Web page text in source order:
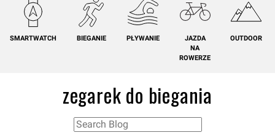
SMARTWATCH BIEGANIE PŁYWANIE
JAZDA
NA
ROWERZE
OUTDOOR
zegarek do biegania